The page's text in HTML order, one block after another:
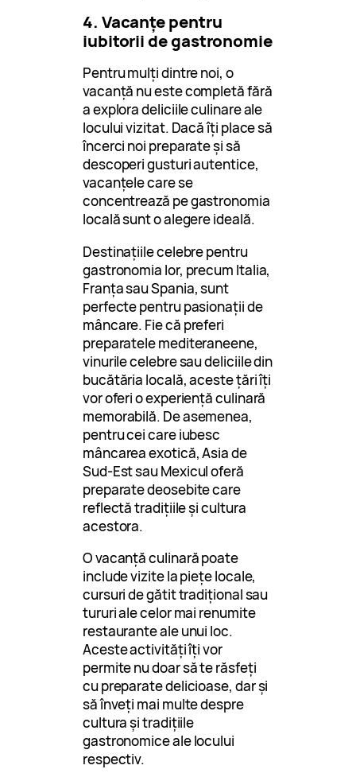
4. Vacanțe pentru
iubitorii de gastronomie
Pentru mulți dintre noi, o
vacanță nu este completă fără
a explora deliciile culinare ale
locului vizitat. Dacă îți place să
încerci noi preparate și să
descoperi gusturi autentice,
vacanțele care se
concentrează pe gastronomia
locală sunt o alegere ideală.
Destinațiile celebre pentru
gastronomia lor, precum Italia,
Franța sau Spania, sunt
perfecte pentru pasionații de
mâncare. Fie că preferi
preparatele mediteraneene,
vinurile celebre sau deliciile din
bucătăria locală, aceste țări îți
vor oferi o experiență culinară
memorabilă. De asemenea,
pentru cei care iubesc
mâncarea exotică, Asia de
Sud-Est sau Mexicul oferă
preparate deosebite care
reflectă tradițiile și cultura
acestora.
O vacanță culinară poate
include vizite la piețe locale,
cursuri de gătit tradițional sau
tururi ale celor mai renumite
restaurante ale unui loc.
Aceste activități îți vor
permite nu doar să te răsfeți
cu preparate delicioase, dar și
să înveți mai multe despre
cultura și tradițiile
gastronomice ale locului
respectiv.